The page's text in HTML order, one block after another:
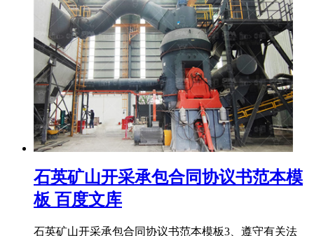
石英矿山开采承包合同协议书范本模
板 百度文库
石英矿山开采承包合同协议书范本模板3、遵守有关法